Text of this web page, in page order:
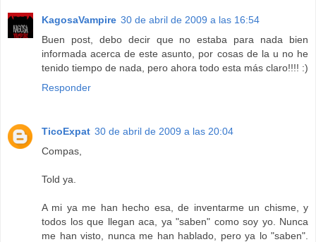
KagosaVampire 30 de abril de 2009 a las 16:54
Buen post, debo decir que no estaba para nada bien
informada acerca de este asunto, por cosas de la u no he
tenido tiempo de nada, pero ahora todo esta más claro!!!! :)
Responder
TicoExpat 30 de abril de 2009 a las 20:04
Compas,
Told ya.
A mi ya me han hecho esa, de inventarme un chisme, y
todos los que llegan aca, ya "saben" como soy yo. Nunca
me han visto, nunca me han hablado, pero ya lo "saben".